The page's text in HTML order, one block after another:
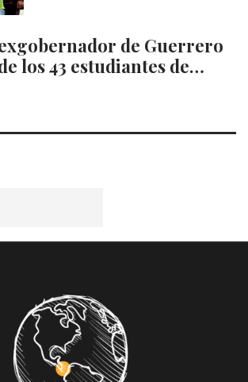
de Guerrero
los 43 estudiantes de…